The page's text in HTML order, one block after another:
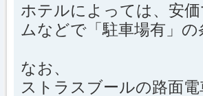
ホテルによっては、安
ムなどで「駐車場有」
なお、
ストラスブールの路面